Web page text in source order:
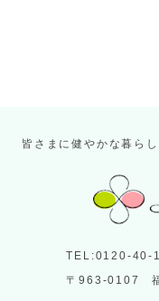
皆さまに健やかな暮ら
TEL:0120-40-
〒963-0107 福